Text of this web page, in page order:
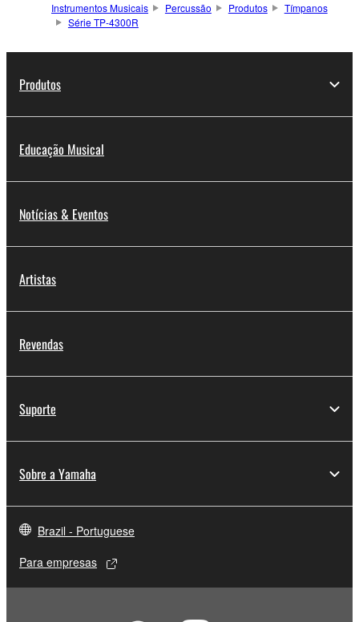
Instrumentos Musicais Percussão Produtos
Tímpanos
Série TP-4300R
Produtos
Educação Musical
Notícias & Eventos
Artistas
Revendas
Suporte
Sobre a Yamaha
Brazil - Portuguese
Para empresas